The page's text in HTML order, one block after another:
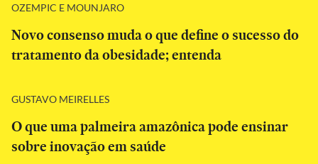
OZEMPIC E MOUNJARO
Novo consenso muda o que define o sucesso do
tratamento da obesidade; entenda
GUSTAVO MEIRELLES
O que uma palmeira amazônica pode ensinar
sobre inovação em saúde